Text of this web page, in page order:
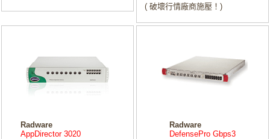
( 破壞行情廠商施壓！)
Radware
AppDirector 3020
Radware
DefensePro Gbps3